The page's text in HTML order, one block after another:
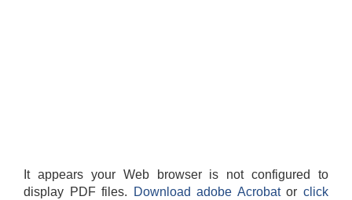
It appears your Web browser is not configured to
display PDF files.
Download adobe Acrobatorclick